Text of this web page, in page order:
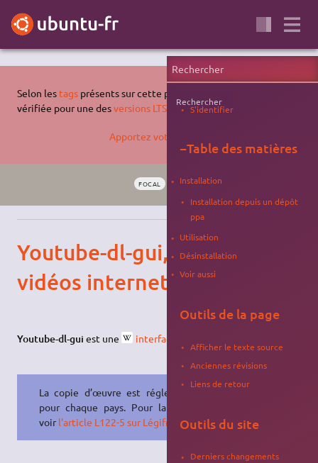
Selon les tags présents sur cette page, celle-ci n'a pas été
vérifiée pour une desversions LTS supportées d'Ubuntu
Apportez votre aide…
FOCAL BIONIC MULTIMÉDIA
Youtube-dl-gui, capture de
vidéos internet
Youtube-dl-gui est une interface graphique
La copie d’œuvre est réglementée
pour chaque pays. Pour la France,
voirl'article L122-5 sur Légifrance.
Rechercher
S'identifier
−Table des matières
Installation
Installation depuis un dépôt
ppa
Utilisation
Désinstallation
Voir aussi
Outils de la page
Afficher le texte source
Anciennes révisions
Liens de retour
Outils du site
Derniers changements